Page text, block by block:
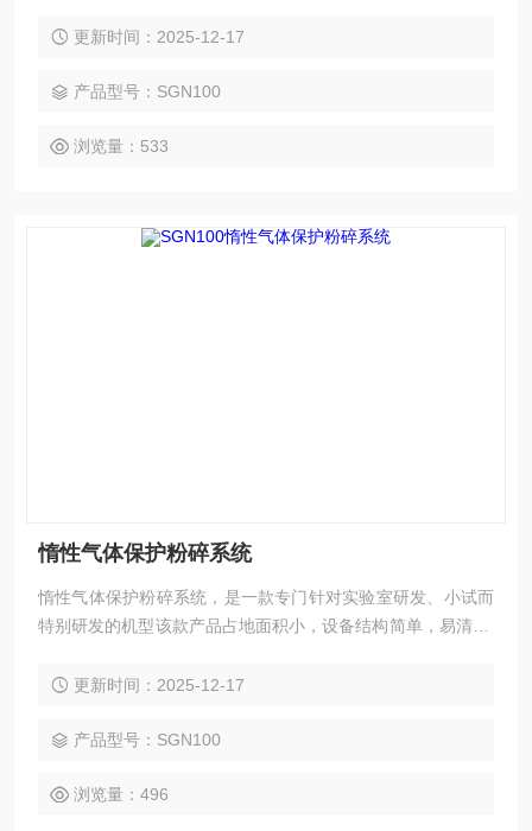
粉碎效果与大型设备一致，粉碎后的粒径可达到1-30um.
更新时间：2025-12-17
产品型号：SGN100
浏览量：533
惰性气体保护粉碎系统
惰性气体保护粉碎系统，是一款专门针对实验室研发、小试而
特别研发的机型该款产品占地面积小，设备结构简单，易清洗;
粉碎效果与大型设备一致，粉碎后的粒径可达到1-30um.
更新时间：2025-12-17
产品型号：SGN100
浏览量：496